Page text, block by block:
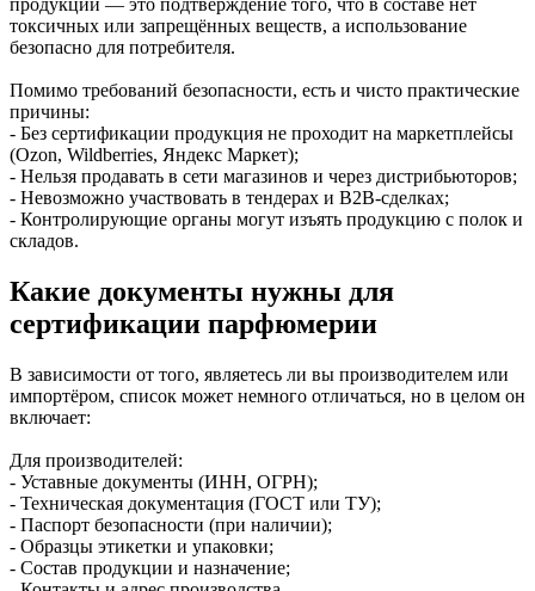
продукции — это подтверждение того, что в составе нет
токсичных или запрещённых веществ, а использование
безопасно для потребителя.
Помимо требований безопасности, есть и чисто практические
причины:
- Без сертификации продукция не проходит на маркетплейсы
(Ozon, Wildberries, Яндекс Маркет);
- Нельзя продавать в сети магазинов и через дистрибьюторов;
- Невозможно участвовать в тендерах и B2B-сделках;
- Контролирующие органы могут изъять продукцию с полок и
складов.
Какие документы нужны для
сертификации парфюмерии
В зависимости от того, являетесь ли вы производителем или
импортёром, список может немного отличаться, но в целом он
включает:
Для производителей:
- Уставные документы (ИНН, ОГРН);
- Техническая документация (ГОСТ или ТУ);
- Паспорт безопасности (при наличии);
- Образцы этикетки и упаковки;
- Состав продукции и назначение;